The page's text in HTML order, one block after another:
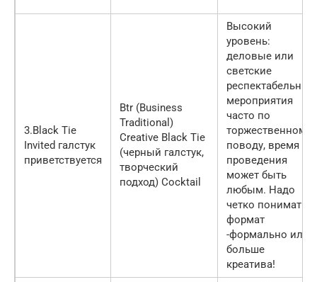
3.Black Tie
Invited галстук
приветствуется
Btr (Business
Traditional)
Creative Black Tie
(черный галстук,
творческий
подход) Cocktail
Высокий
уровень:
деловые или
светские
респектабельные
мероприятия
часто по
торжественному
пово­ду, время
проведения
может быть
любым. Надо
четко понимать
формат
-формально или
больше
креатива!